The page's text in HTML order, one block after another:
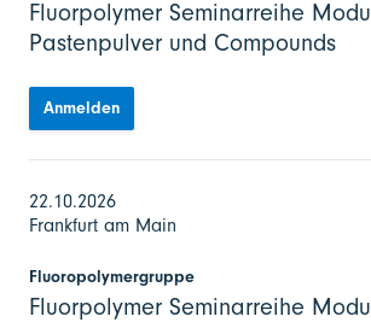
Fluorpolymer Seminarreihe
Pastenpulver und Compounds
Anmelden
22.10.2026
Frankfurt am Main
Fluoropolymergruppe
Fluorpolymer Seminarreihe